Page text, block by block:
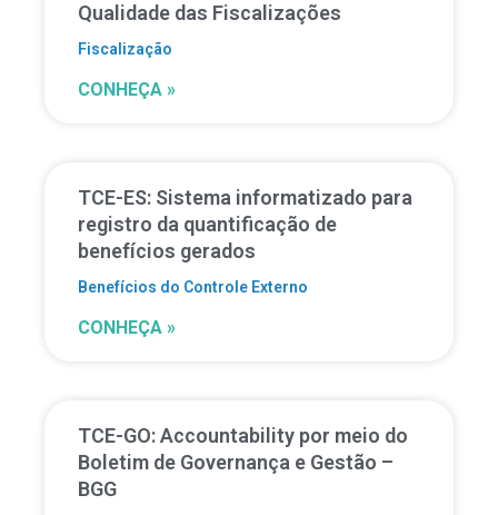
Qualidade das Fiscalizações
Fiscalização
CONHEÇA »
TCE-ES: Sistema informatizado para
registro da quantificação de
benefícios gerados
Benefícios do Controle Externo
CONHEÇA »
TCE-GO: Accountability por meio do
Boletim de Governança e Gestão –
BGG